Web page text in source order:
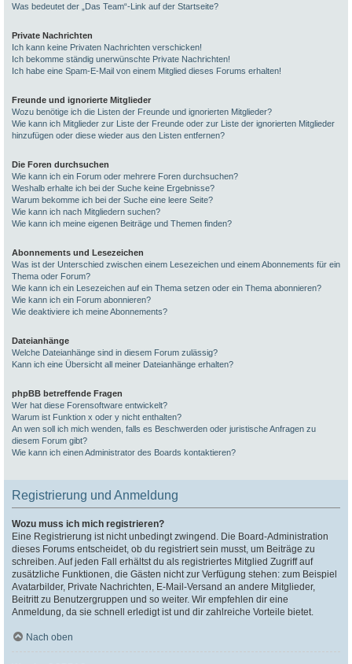
Was bedeutet der „Das Team“-Link auf der Startseite?
Private Nachrichten
Ich kann keine Privaten Nachrichten verschicken!
Ich bekomme ständig unerwünschte Private Nachrichten!
Ich habe eine Spam-E-Mail von einem Mitglied dieses Forums erhalten!
Freunde und ignorierte Mitglieder
Wozu benötige ich die Listen der Freunde und ignorierten Mitglieder?
Wie kann ich Mitglieder zur Liste der Freunde oder zur Liste der ignorierten Mitglieder
hinzufügen oder diese wieder aus den Listen entfernen?
Die Foren durchsuchen
Wie kann ich ein Forum oder mehrere Foren durchsuchen?
Weshalb erhalte ich bei der Suche keine Ergebnisse?
Warum bekomme ich bei der Suche eine leere Seite?
Wie kann ich nach Mitgliedern suchen?
Wie kann ich meine eigenen Beiträge und Themen finden?
Abonnements und Lesezeichen
Was ist der Unterschied zwischen einem Lesezeichen und einem Abonnements für ein
Thema oder Forum?
Wie kann ich ein Lesezeichen auf ein Thema setzen oder ein Thema abonnieren?
Wie kann ich ein Forum abonnieren?
Wie deaktiviere ich meine Abonnements?
Dateianhänge
Welche Dateianhänge sind in diesem Forum zulässig?
Kann ich eine Übersicht all meiner Dateianhänge erhalten?
phpBB betreffende Fragen
Wer hat diese Forensoftware entwickelt?
Warum ist Funktion x oder y nicht enthalten?
An wen soll ich mich wenden, falls es Beschwerden oder juristische Anfragen zu
diesem Forum gibt?
Wie kann ich einen Administrator des Boards kontaktieren?
Registrierung und Anmeldung
Wozu muss ich mich registrieren?
Eine Registrierung ist nicht unbedingt zwingend. Die Board-Administration
dieses Forums entscheidet, ob du registriert sein musst, um Beiträge zu
schreiben. Auf jeden Fall erhältst du als registriertes Mitglied Zugriff auf
zusätzliche Funktionen, die Gästen nicht zur Verfügung stehen: zum Beispiel
Avatarbilder, Private Nachrichten, E-Mail-Versand an andere Mitglieder,
Beitritt zu Benutzergruppen und so weiter. Wir empfehlen dir eine
Anmeldung, da sie schnell erledigt ist und dir zahlreiche Vorteile bietet.
Nach oben